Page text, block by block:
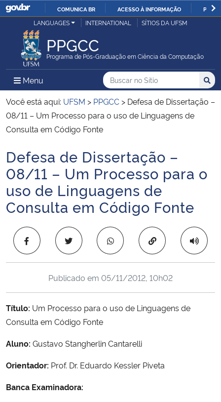
IR
COMUNICA BR ACESSO À INFORMAÇÃO
Ministério da Justiça e Segurança Pública
Ministério da Defesa
Ministério das Relações Exteriores
Ministério da Economia
Ministério da Infraestrutura
Ministério da Agricultura, Pecuária e Abastecimento
Ministério da Educação
Ministério da Cidadania
Ministério da Saúde
Ministério de Minas e Energia
Ministério da Ciência, Tecnologia, Inovações e Comunicações
Ministério do Desenvolvimento Regional
LANGUAGES INTERNATIONAL SÍTIOS DA UFSM
PPGCC
Programa de Pós-Graduação em Ciência da Computação
Menu Menu Principal do Sítio
Busca
Buscar no no Sítio
Busca:
Você está aqui: UFSM > PPGCC > Defesa de Dissertação –
08/11 – Um Processo para o uso de Linguagens de
Consulta em Código Fonte
Início do conteúdo
Defesa de Dissertação –
08/11 – Um Processo para o
uso de Linguagens de
Consulta em Código Fonte
Copiar para área
Publicado em 05/11/2012, 10h02
Título: Um Processo para o uso de Linguagens de
Consulta em Código Fonte
Aluno: Gustavo Stangherlin Cantarelli
Orientador: Prof. Dr. Eduardo Kessler Piveta
Banca Examinadora: